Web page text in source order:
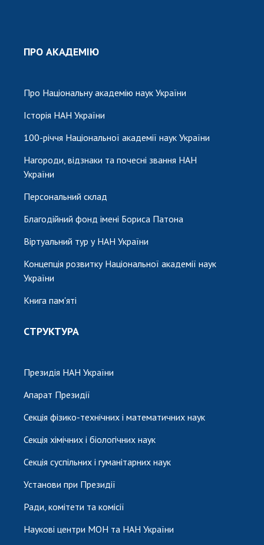
ПРО АКАДЕМІЮ
Про Національну академію наук України
Історія НАН України
100-річчя Національної академії наук України
Нагороди, відзнаки та почесні звання НАН
України
Персональний склад
Благодійний фонд імені Бориса Патона
Віртуальний тур у НАН України
Концепція розвитку Національної академії наук
України
Книга пам'яті
СТРУКТУРА
Президія НАН України
Апарат Президії
Секція фізико-технічних і математичних наук
Секція хімічних і біологічних наук
Секція суспільних і гуманітарних наук
Установи при Президії
Ради, комітети та комісії
Наукові центри МОН та НАН України